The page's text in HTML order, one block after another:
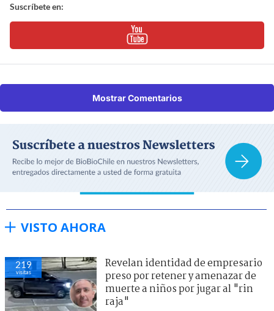
Suscríbete en:
Mostrar Comentarios
VISTO AHORA
219
visitas
Revelan identidad de empresario
preso por retener y amenazar de
muerte a niños por jugar al "rin
raja"